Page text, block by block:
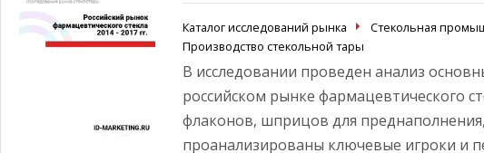
Каталог исследований рынка
Стекольная
Производство стекольной тары
В исследовании проведен анализ
российском рынке фармацевтического
флаконов, шприцов для
проанализированы ключевые игроки и